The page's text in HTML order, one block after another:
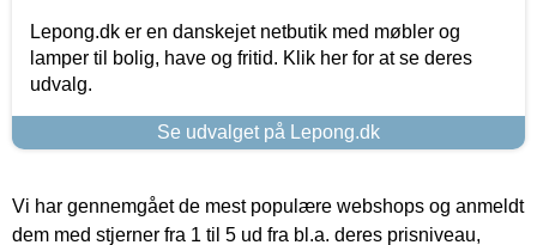
Lepong.dk er en danskejet netbutik med møbler og
lamper til bolig, have og fritid. Klik her for at se deres
udvalg.
Se udvalget på Lepong.dk
Vi har gennemgået de mest populære webshops og anmeldt
dem med stjerner fra 1 til 5 ud fra bl.a. deres prisniveau,